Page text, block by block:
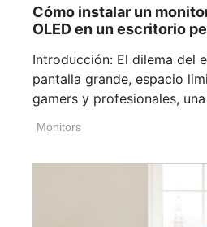
Cómo instalar un
OLED en un escritorio
Introducción: El dilema del
pantalla grande, espacio
gamers y profesionales,
Monitors